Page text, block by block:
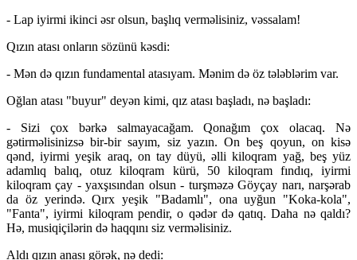
- Lap iyirmi ikinci əsr olsun, başlıq verməlisiniz, vəssalam!
Qızın atası onların sözünü kəsdi:
- Mən də qızın fundamental atasıyam. Mənim də öz tələblərim var.
Oğlan atası "buyur" deyən kimi, qız atası başladı, nə başladı:
- Sizi çox bərkə salmayacağam. Qonağım çox olacaq. Nə
gətirməlisinizsə bir-bir sayım, siz yazın. On beş qoyun, on kisə
qənd, iyirmi yeşik araq, on tay düyü, əlli kiloqram yağ, beş yüz
adamlıq balıq, otuz kiloqram kürü, 50 kiloqram fındıq, iyirmi
kiloqram çay - yaxşısından olsun - turşməzə Göyçay narı, narşərab
da öz yerində. Qırx yeşik "Badamlı", ona uyğun "Koka-kola",
"Fanta", iyirmi kiloqram pendir, o qədər də qatıq. Daha nə qaldı?
Hə, musiqiçilərin də haqqını siz verməlisiniz.
Aldı qızın anası görək, nə dedi: